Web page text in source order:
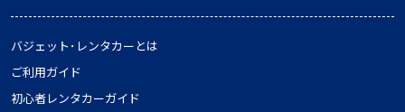
バジェット･レンタカーとは
ご利用ガイド
初心者レンタカーガイド